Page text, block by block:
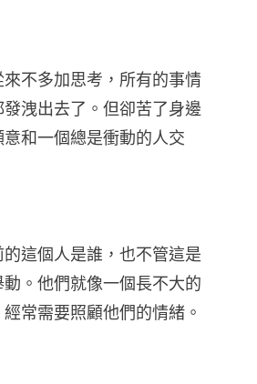
不多加思考，所有的事情
洩出去了。但卻苦了身邊
和一個總是衝動的人交
這個人是誰，也不管這是
。他們就像一個長不大的
常需要照顧他們的情緒。